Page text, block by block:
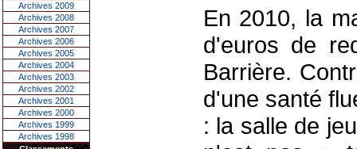
Archives 2009
Archives 2008
Archives 2007
Archives 2006
Archives 2005
Archives 2004
Archives 2003
Archives 2002
Archives 2001
Archives 2000
Archives 1999
Archives 1998
En 2010, la
d'euros de
Barrière.
d'une santé
: la salle de